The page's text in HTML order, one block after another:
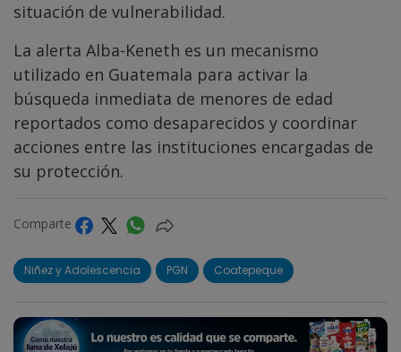
situación de vulnerabilidad.
La alerta Alba-Keneth es un mecanismo
utilizado en Guatemala para activar la
búsqueda inmediata de menores de edad
reportados como desaparecidos y coordinar
acciones entre las instituciones encargadas de
su protección.
Comparte
Niñez y Adolescencia PGN Coatepeque